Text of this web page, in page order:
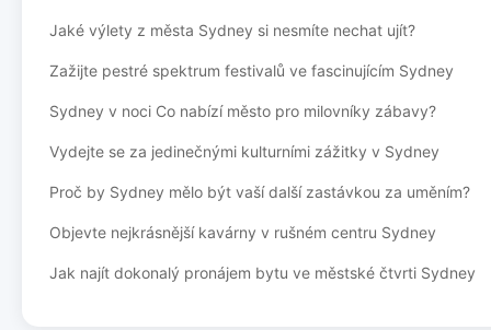
Jaké výlety z města Sydney si nesmíte nechat ujít?
Zažijte pestré spektrum festivalů ve fascinujícím Sydney
Sydney v noci Co nabízí město pro milovníky zábavy?
Vydejte se za jedinečnými kulturními zážitky v Sydney
Proč by Sydney mělo být vaší další zastávkou za uměním?
Objevte nejkrásnější kavárny v rušném centru Sydney
Jak najít dokonalý pronájem bytu ve městské čtvrti Sydney